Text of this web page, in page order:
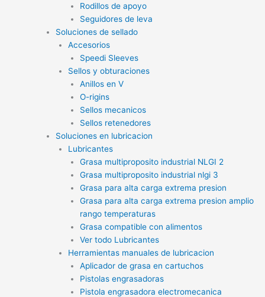
Rodillos de apoyo
Seguidores de leva
Soluciones de sellado
Accesorios
Speedi Sleeves
Sellos y obturaciones
Anillos en V
O-rigins
Sellos mecanicos
Sellos retenedores
Soluciones en lubricacion
Lubricantes
Grasa multiproposito industrial NLGI 2
Grasa multiproposito industrial nlgi 3
Grasa para alta carga extrema presion
Grasa para alta carga extrema presion amplio
rango temperaturas
Grasa compatible con alimentos
Ver todo Lubricantes
Herramientas manuales de lubricacion
Aplicador de grasa en cartuchos
Pistolas engrasadoras
Pistola engrasadora electromecanica